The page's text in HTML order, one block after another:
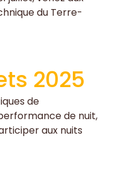
du Terre-
2025
de
de nuit,
aux nuits